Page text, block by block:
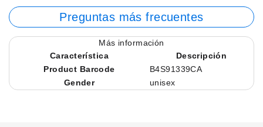
Preguntas más frecuentes
Más información
Característica
Descripción
Product Barcode
B4S91339CA
Gender
unisex